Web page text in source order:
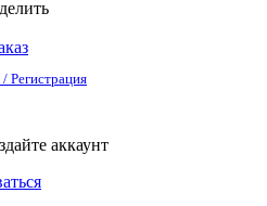
Регистрация
аккаунт